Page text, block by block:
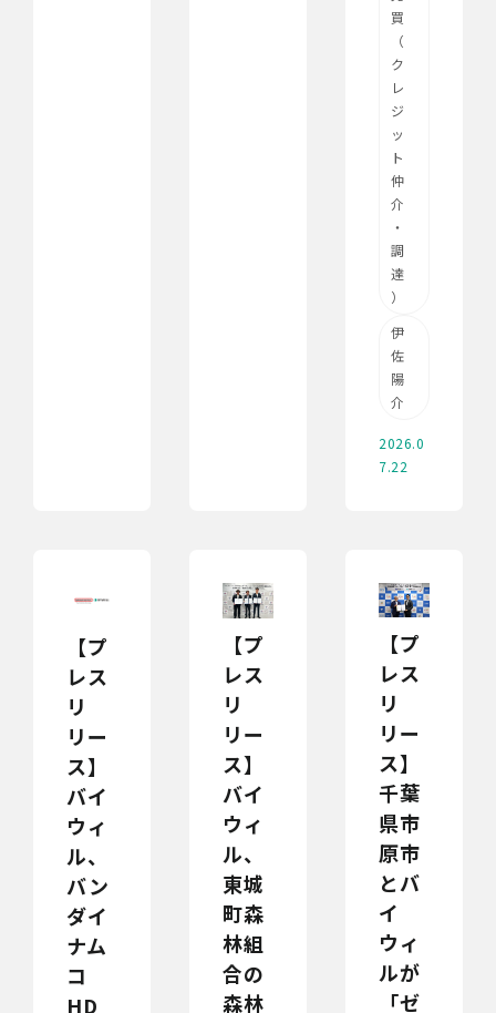
買
（
ク
レ
ジ
ッ
ト
仲
介
・
調
達
）
伊
佐
陽
介
2026.0
7.22
【プ
レス
リ
リー
ス】
バイ
ウィ
ル、
バン
ダイ
ナム
コ
HD
【プ
レス
リ
リー
ス】
バイ
ウィ
ル、
東城
町森
林組
合の
森林
【プ
レス
リ
リー
ス】
千葉
県市
原市
とバ
イ
ウィ
ルが
「ゼ